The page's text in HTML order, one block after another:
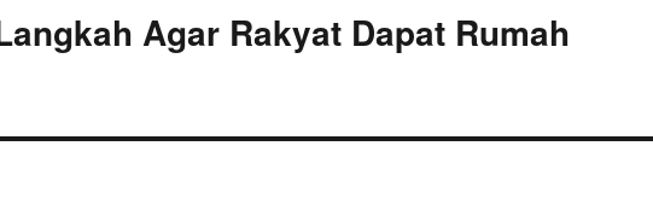
Agar Rakyat Dapat Rumah